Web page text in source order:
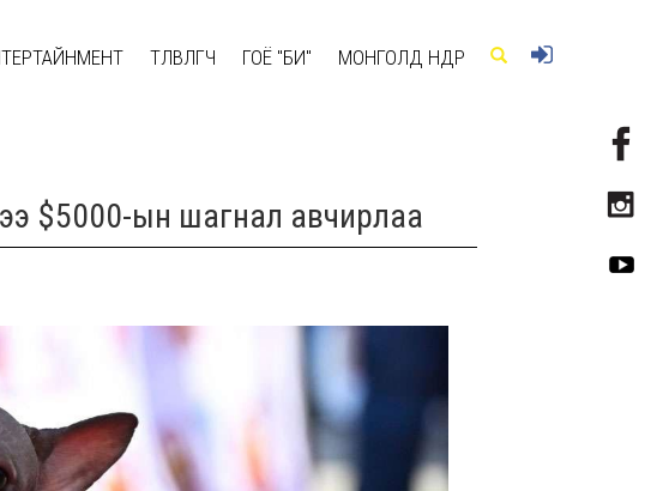
ТӨЛӨВЛӨГЧ ГОЁ "БИ" МОНГОЛД ӨНӨӨДӨР
$5000-ын шагнал авчирлаа